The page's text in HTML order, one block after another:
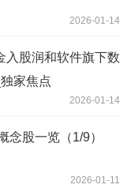
2026-01-14
入股润和软件旗下数
家焦点
2026-01-14
念股一览（1/9）
2026-01-11